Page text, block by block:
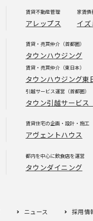
ニュース 採用情
賃貸不動産管理
アレップス
家賃
イズ
賃貸・売買仲介（首都圏）
タウンハウジング
賃貸・売買仲介（東日本）
タウンハウジング東
引越サービス運営（首都圏）
タウン引越サービス
賃貸住宅の企画・設計・施工
アヴェントハウス
都内を中心に飲食店を運営
タウンダイニング